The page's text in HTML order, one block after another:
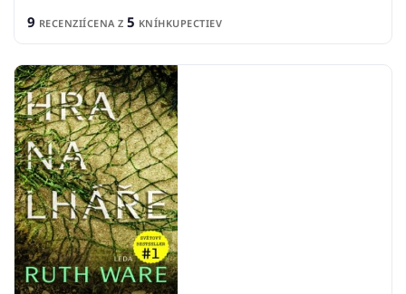
9 RECENZIÍCENA Z 5 KNÍHKUPECTIEV